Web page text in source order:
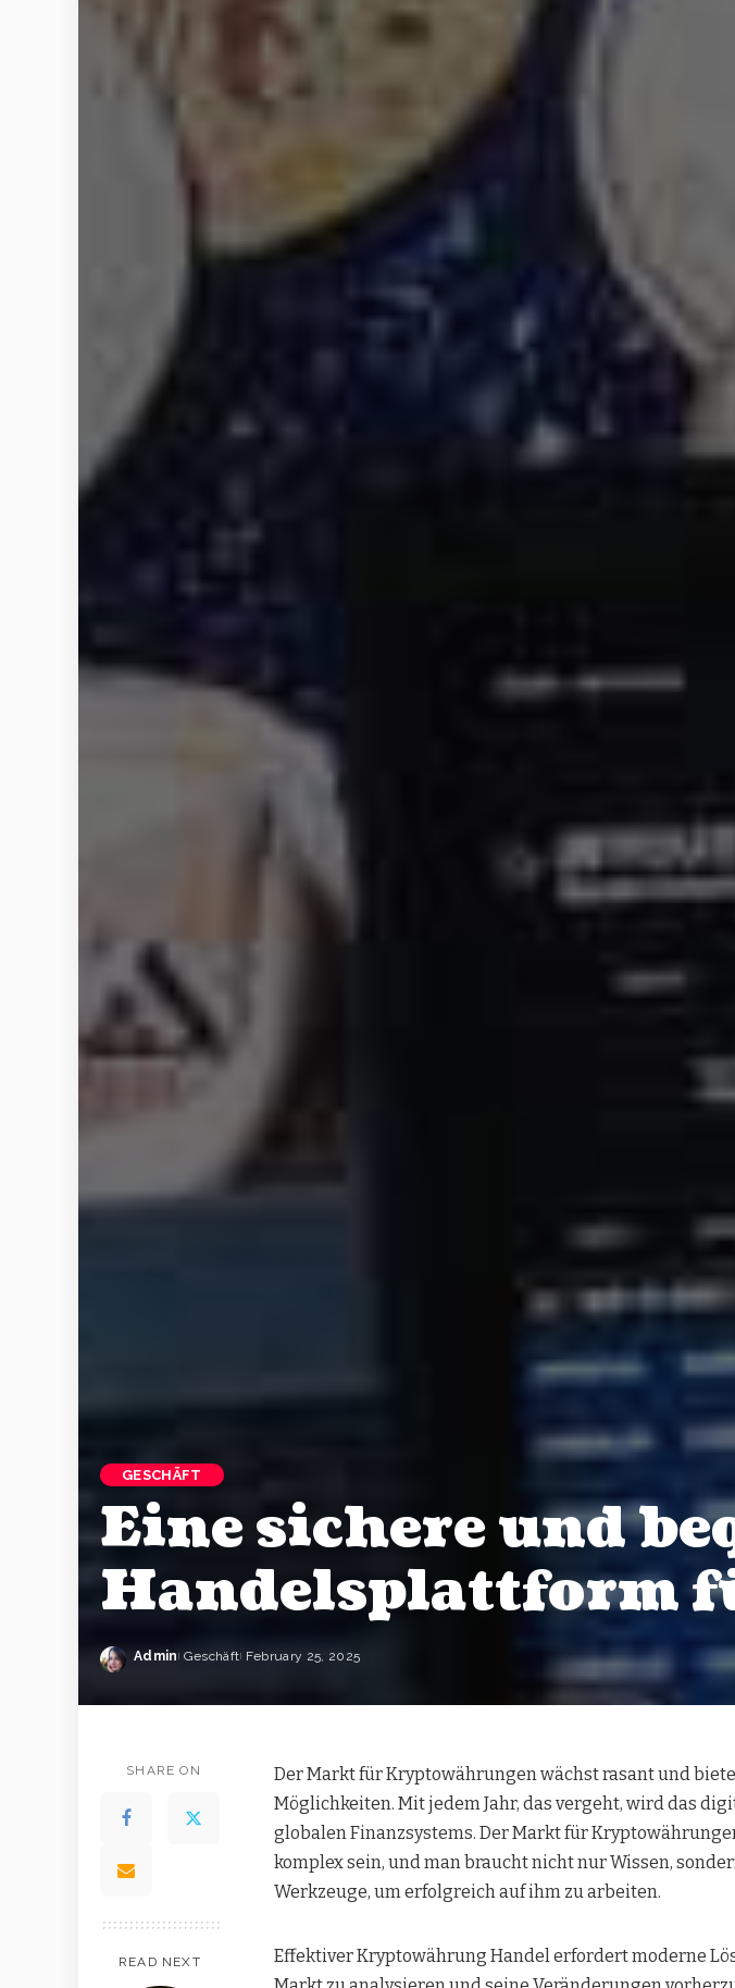
GESCHÄFT
Eine sichere und
Handelsplattform
Admin Geschäft February 25, 2025
SHARE ON
READ NEXT
Der Markt für Kryptowährungen wächst rasant und
Möglichkeiten. Mit jedem Jahr, das vergeht, wird das
globalen Finanzsystems. Der Markt für
komplex sein, und man braucht nicht nur Wissen,
Werkzeuge, um erfolgreich auf ihm zu arbeiten.
Effektiver Kryptowährung Handel erfordert moderne